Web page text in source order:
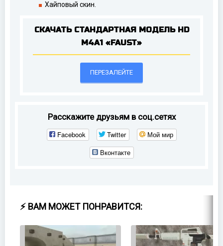
Хайповый скин.
СКАЧАТЬ СТАНДАРТНАЯ МОДЕЛЬ HD
M4A1 «FAUST»
ПЕРЕЗАЛЕЙТЕ
Расскажите друзьям в соц.сетях
Facebook Twitter
Мой мир
Вконтакте
⚡ ВАМ МОЖЕТ ПОНРАВИТСЯ: